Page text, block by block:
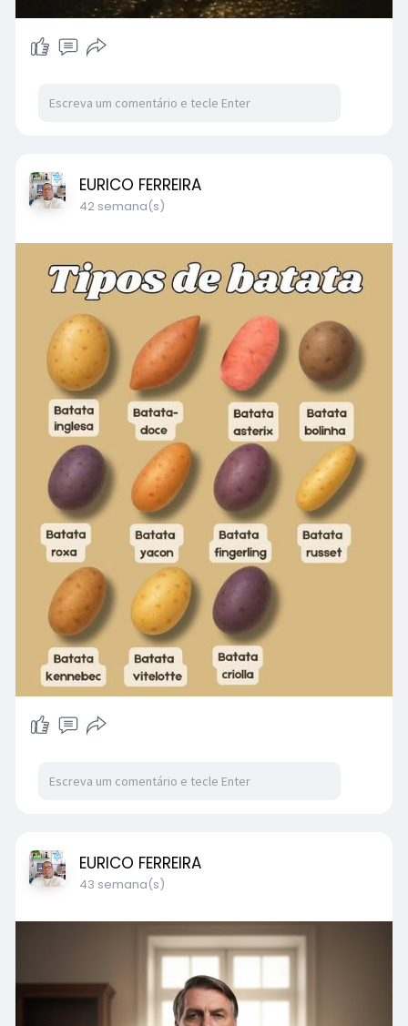
EURICO FERREIRA
42 semana(s)
EURICO FERREIRA
43 semana(s)